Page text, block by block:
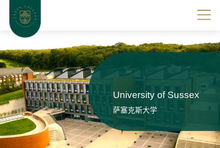
University of Sussex
萨塞克斯大学